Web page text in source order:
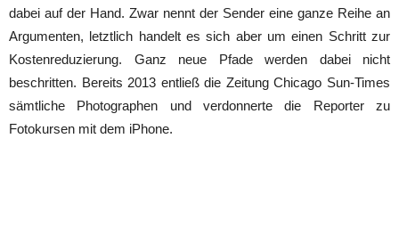
dabei auf der Hand. Zwar nennt der Sender eine ganze Reihe an
Argumenten, letztlich handelt es sich aber um einen Schritt zur
Kostenreduzierung. Ganz neue Pfade werden dabei nicht
beschritten. Bereits 2013 entließ die Zeitung Chicago Sun-Times
sämtliche Photographen und verdonnerte die Reporter zu
Fotokursen mit dem iPhone.